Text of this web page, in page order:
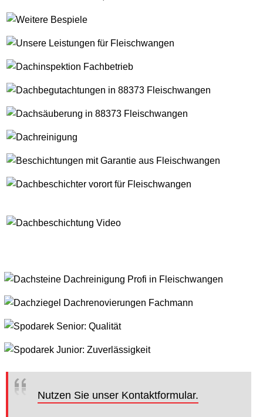
Nutzen Sie unser Kontaktformular.